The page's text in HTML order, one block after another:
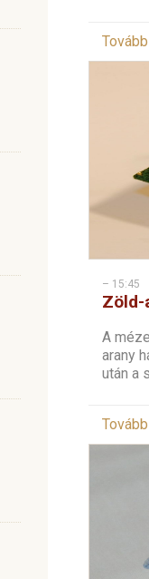
– 15:45
Zöld-
A
arany
után a